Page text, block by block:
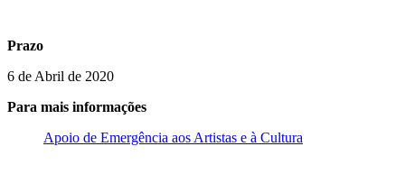
Prazo
6 de Abril de 2020
Para mais informações
Apoio de Emergência aos Artistas e à Cultura